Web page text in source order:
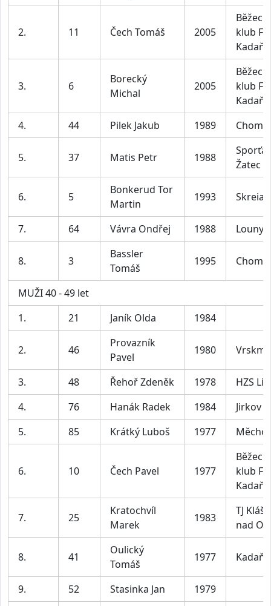
2. 11 Čech Tomáš 2005
klub F-
Kadaň
3. 6
Borecký
Michal
2005
klub F -
Kadaň
4.
44 Pilek Jakub 1989
5. 37 Matis Petr 1988
Žatec
6. 5
Bonkerud Tor
Martin
1993 Skreia
7. 64 Vávra Ondřej 1988 Louny
8. 3
Bassler
Tomáš
1995
MUŽI 40 - 49 let
1.
21 Janík Olda 1984
2. 46
Provazník
Pavel
1980
3. 48 Řehoř Zdeněk 1978
HZS
4.
76 Hanák Radek 1984
Jirkov
5.
85 Krátký Luboš 1977
6. 10 Čech Pavel 1977
klub F-
Kadaň
7. 25
Kratochvíl
Marek
1983
TJ
nad
8. 41
Oulický
Tomáš
1977 Kadaň
9. 52 Stasinka Jan
1979